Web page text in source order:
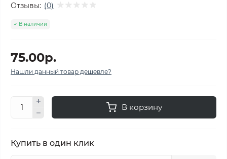
Отзывы: (0)
В наличии
75.00р.
Нашли данный товар дешевле?
В корзину
Купить в один клик